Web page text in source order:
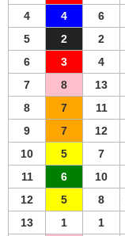
4
4 6
5
2 2
6
3 4
7
8 13
8
7 11
9
7 12
10
5 7
11
6 10
12
5 8
13
1 1